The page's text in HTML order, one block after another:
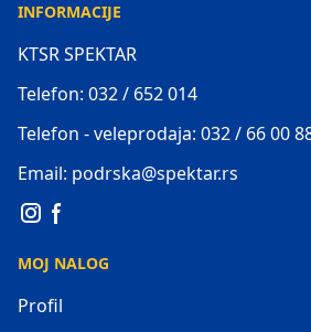
INFORMACIJE
KTSR SPEKTAR
Telefon: 032 / 652 014
Telefon - veleprodaja: 032 / 66 00
Email: podrska@spektar.rs
MOJ NALOG
Profil